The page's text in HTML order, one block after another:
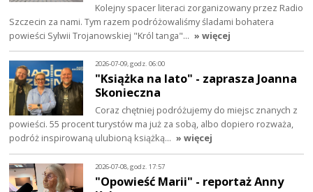
Kolejny spacer literaci zorganizowany przez Radio
Szczecin za nami. Tym razem podróżowaliśmy śladami bohatera
powieści Sylwii Trojanowskiej "Król tanga"… » więcej
2026-07-09, godz. 06:00
"Książka na lato" - zaprasza Joanna
Skonieczna
Coraz chętniej podróżujemy do miejsc znanych z
powieści. 55 procent turystów ma już za sobą, albo dopiero rozważa,
podróż inspirowaną ulubioną książką… » więcej
2026-07-08, godz. 17:57
"Opowieść Marii" - reportaż Anny